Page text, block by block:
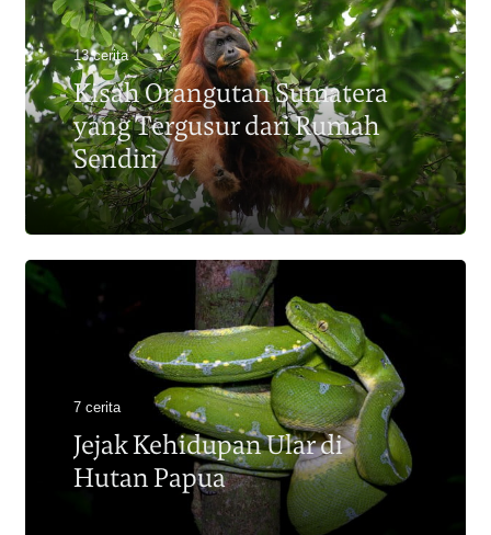
Kisah Orangutan Sumatera
yang Tergusur dari Rumah
Sendiri
13 cerita
Jejak Kehidupan Ular di
Hutan Papua
7 cerita